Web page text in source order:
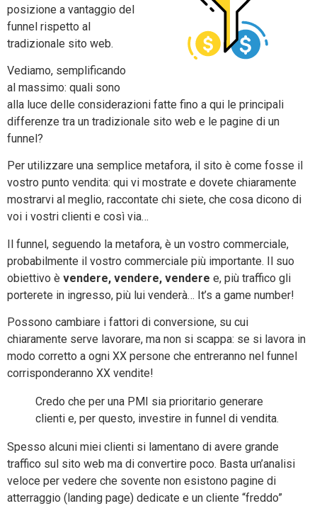
posizione a vantaggio del
funnel rispetto al
tradizionale sito web.
Vediamo, semplificando
al massimo: quali sono
alla luce delle considerazioni fatte fino a qui le principali
differenze tra un tradizionale sito web e le pagine di un
funnel?
Per utilizzare una semplice metafora, il sito è come fosse il
vostro punto vendita: qui vi mostrate e dovete chiaramente
mostrarvi al meglio, raccontate chi siete, che cosa dicono di
voi i vostri clienti e così via…
Il funnel, seguendo la metafora, è un vostro commerciale,
probabilmente il vostro commerciale più importante. Il suo
obiettivo è vendere, vendere, vendere e, più traffico gli
porterete in ingresso, più lui venderà… It’s a game number!
Possono cambiare i fattori di conversione, su cui
chiaramente serve lavorare, ma non si scappa: se si lavora in
modo corretto a ogni XX persone che entreranno nel funnel
corrisponderanno XX vendite!
Credo che per una PMI sia prioritario generare
clienti e, per questo, investire in funnel di vendita.
Spesso alcuni miei clienti si lamentano di avere grande
traffico sul sito web ma di convertire poco. Basta un’analisi
veloce per vedere che sovente non esistono pagine di
atterraggio (landing page) dedicate e un cliente “freddo”